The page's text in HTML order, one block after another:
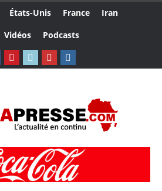
États-Unis France
Iran
Vidéos Podcasts